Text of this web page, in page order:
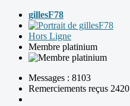
gillesF78
Hors Ligne
Membre platinium
Messages : 8103
Remerciements reçus 2420